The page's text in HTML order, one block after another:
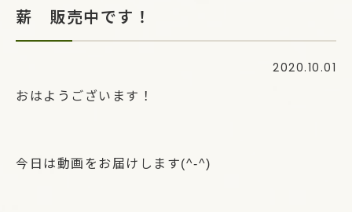
薪 販売中です！
2020.10.01
おはようございます！
今日は動画をお届けします(^-^)